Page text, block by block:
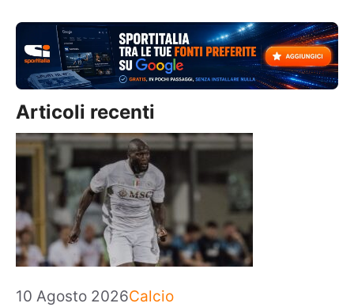
Articoli recenti
10 Agosto 2026Categorie
Calcio